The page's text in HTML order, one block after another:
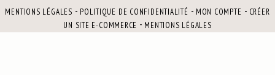
MENTIONS LÉGALES POLITIQUE DE CONFIDENTIALITÉ MON COMPTE
CRÉER
UN SITE E-COMMERCE
MENTIONS LÉGALES